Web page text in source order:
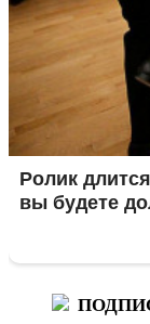
Ролик
вы будете